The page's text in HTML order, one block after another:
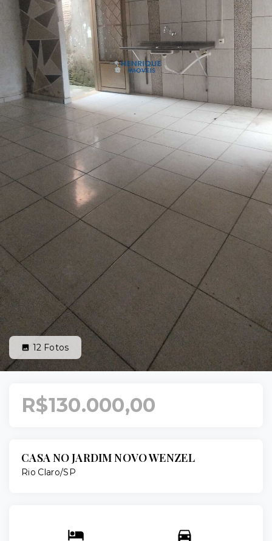
12 Fotos
R$130.000,00
CASA NO JARDIM NOVO WENZEL
Rio Claro/SP